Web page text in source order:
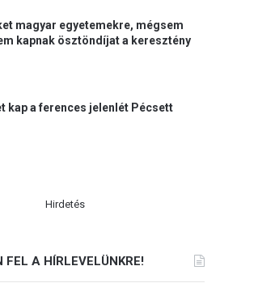
magyar egyetemekre, mégsem
kapnak ösztöndíjat a keresztény
kap a ferences jelenlét Pécsett
Hirdetés
FEL A HÍRLEVELÜNKRE!